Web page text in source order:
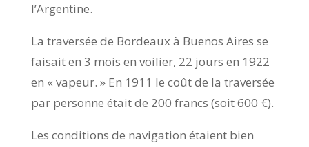
l’Argentine.
La traversée de Bordeaux à Buenos Aires se
faisait en 3 mois en voilier, 22 jours en 1922
en « vapeur. » En 1911 le coût de la traversée
par personne était de 200 francs (soit 600 €).
Les conditions de navigation étaient bien